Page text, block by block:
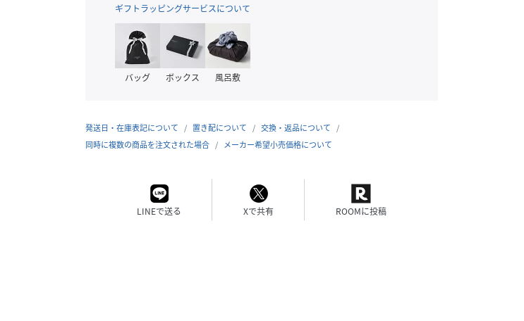
ギフトラッピングサービスについて
バッグ ボックス 風呂敷
発送日・在庫表記について 置き配について
交換・返品について
同時に複数の商品を注文された場合
メーカー希望小売価格について
LINEで送る Xで共有 ROOMに投稿